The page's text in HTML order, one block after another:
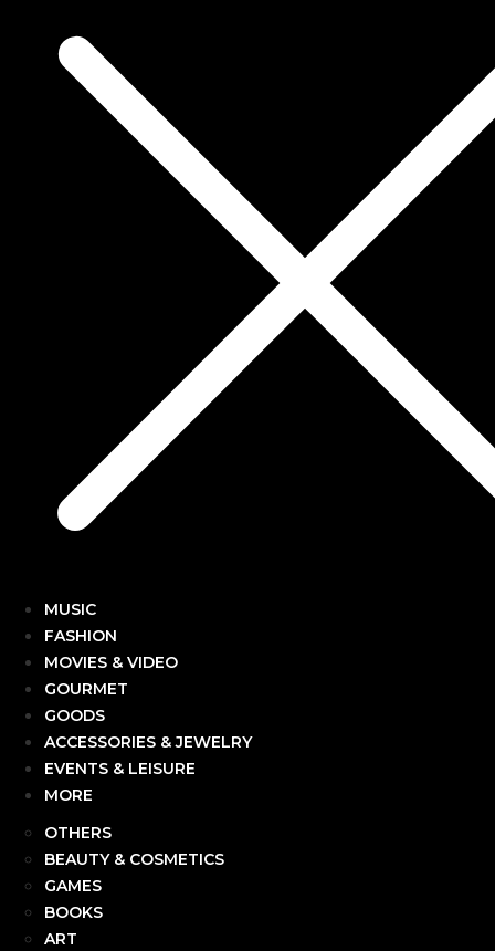
MUSIC
FASHION
MOVIES & VIDEO
GOURMET
GOODS
ACCESSORIES & JEWELRY
EVENTS & LEISURE
MORE
OTHERS
BEAUTY & COSMETICS
GAMES
BOOKS
ART